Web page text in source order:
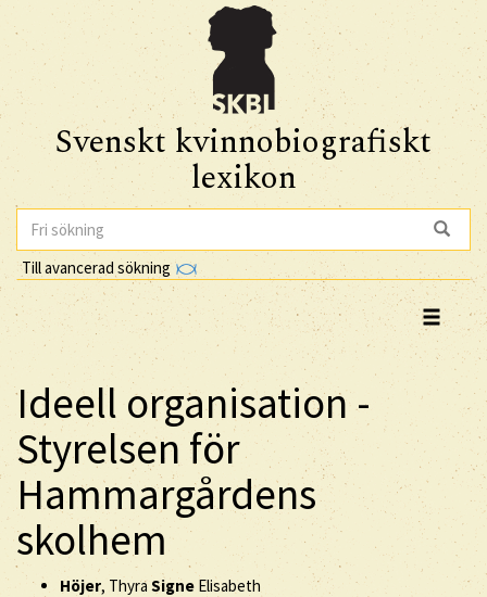
Svenskt kvinnobiografiskt
lexikon
Till avancerad sökning
Ideell organisation -
Styrelsen för
Hammargårdens
skolhem
Höjer, Thyra Signe Elisabeth